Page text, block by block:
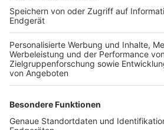
TOP-VEREINE
TOP-PARTNER